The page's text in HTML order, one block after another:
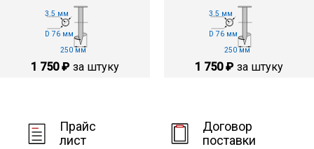
3.5 мм
D 76 мм
250 мм
1 750 ₽ за штуку
3.5 мм
D 76 мм
250 мм
1 750 ₽ за штуку
Прайс
лист
Договор
поставки